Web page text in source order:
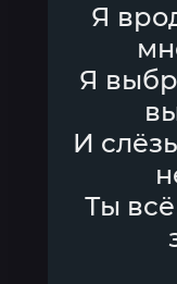
Я
Я
И
Ты